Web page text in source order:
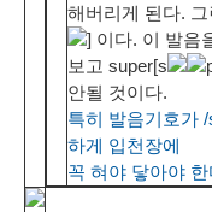
해버리게 된다.
] 이다. 이 발음
보고 super[s
안될 것이다.
특히 발음기호가
하게 입천장에
꼭 혀야 닿아야 한